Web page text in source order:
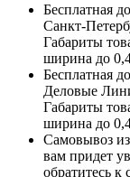
Бесплатная
Санкт-
Габариты
ширина до
Бесплатная
Деловые
Габариты
ширина до
Самовывоз из
вам придет
обратитесь к